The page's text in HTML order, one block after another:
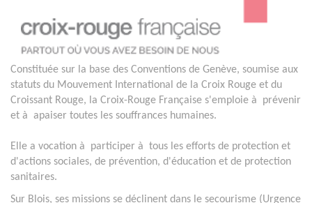
Constituée sur la base des Conventions de Genève, soumise aux
statuts du Mouvement International de la Croix Rouge et du
Croissant Rouge, la Croix-Rouge Française s'emploie à prévenir
et à apaiser toutes les souffrances humaines.
Elle a vocation à participer à tous les efforts de protection et
d'actions sociales, de prévention, d'éducation et de protection
sanitaires.
Sur Blois, ses missions se déclinent dans le secourisme (Urgence